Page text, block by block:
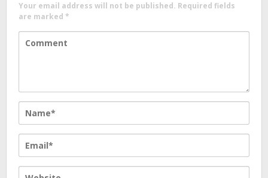
Your email address will not be published. Required fields
are marked *